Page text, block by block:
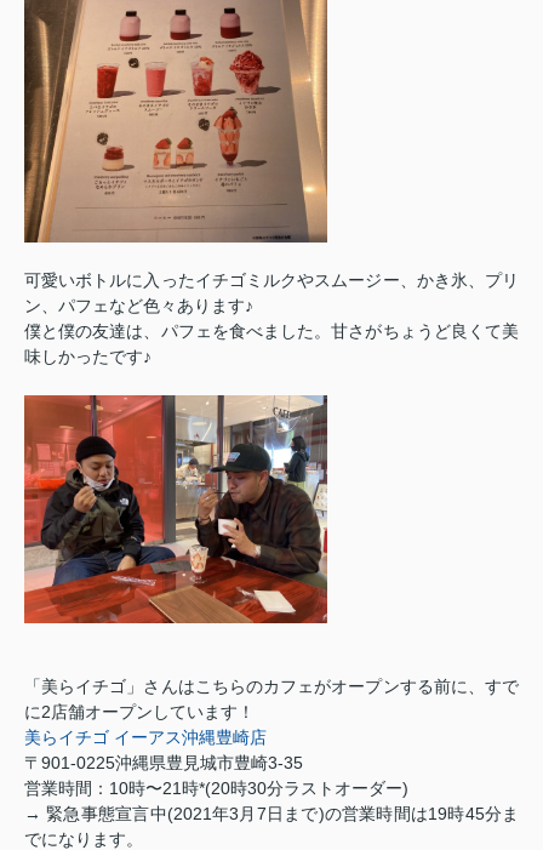
可愛いボトルに入ったイチゴミルクやスムージー、かき氷、プリ
ン、パフェなど色々あります♪
僕と僕の友達は、パフェを食べました。甘さがちょうど良くて美
味しかったです♪
「美らイチゴ」さんはこちらのカフェがオープンする前に、すで
に2店舗オープンしています！
美らイチゴ イーアス沖縄豊崎店
〒 901-0225沖縄県豊見城市豊崎3-35
営業時間： 10時〜21時*(20時30分ラストオーダー)
→ 緊急事態宣言中(2021年3 月 7日まで)の営業時間は19時45分ま
でになります。